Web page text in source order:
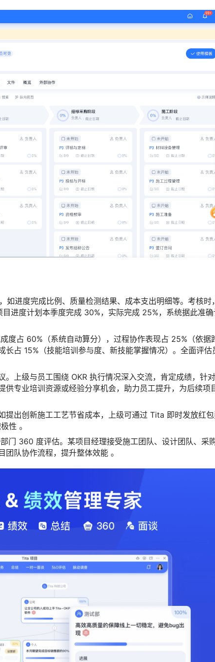
如进度完成比例、质量检测结果、成本支出明细等。考核时
进度计划本季度完成 30%，实际完成 25%，系统据此准
度占 60%（系统自动算分），过程协作表现占 25%（依据
占 15%（技能培训参与度、新技能掌握情况）。全面评估
。上级与员工围绕 OKR 执行情况深入交流，肯定成绩，针
供专业培训资源或经验分享机会，助力员工提升，为后续项
提出创新施工工艺节省成本，上级可通过 Tita 即时发放红
性 。
门 360 度评估。某项目经理接受施工团队、设计团队、采
队协作流程，提升整体效能 。